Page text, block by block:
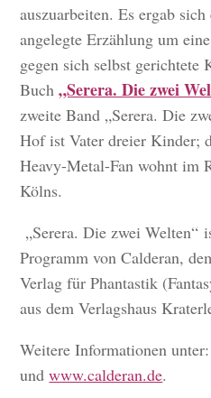
auszuarbeiten. Es ergab
angelegte Erzählung um
gegen sich selbst gerichtete
Buch„Serera. Die zwei
zweite Band „Serera. Die
Hof ist Vater dreier Kinder;
Heavy-Metal-Fan wohnt im
Kölns.
„Serera. Die zwei Welten“
Programm von Calderan,
Verlag für Phantastik
aus dem Verlagshaus
Weitere Informationen
undwww.calderan.de.